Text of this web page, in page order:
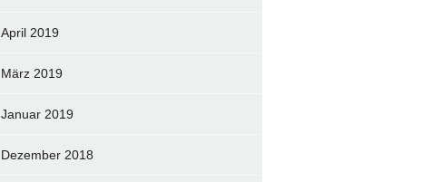
April 2019
März 2019
Januar 2019
Dezember 2018